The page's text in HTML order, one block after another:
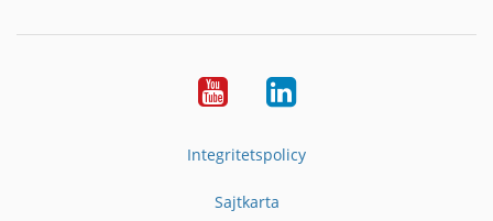
YouTubeLinkedIn
Integritetspolicy
Sajtkarta